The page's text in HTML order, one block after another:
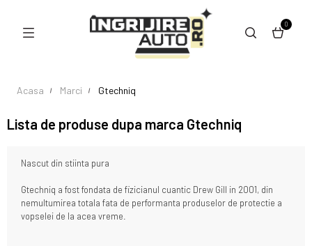
0
Acasa Marci Gtechniq
Lista de produse dupa marca Gtechniq
Nascut din stiinta pura
Gtechniq a fost fondata de fizicianul cuantic Drew Gill in 2001, din
nemultumirea totala fata de performanta produselor de protectie a
vopselei de la acea vreme.